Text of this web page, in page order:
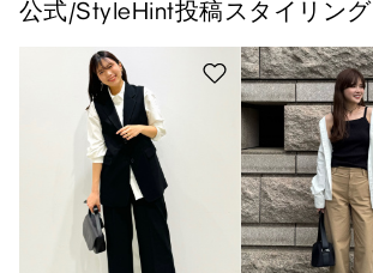
公式/StyleHint投稿スタイリング